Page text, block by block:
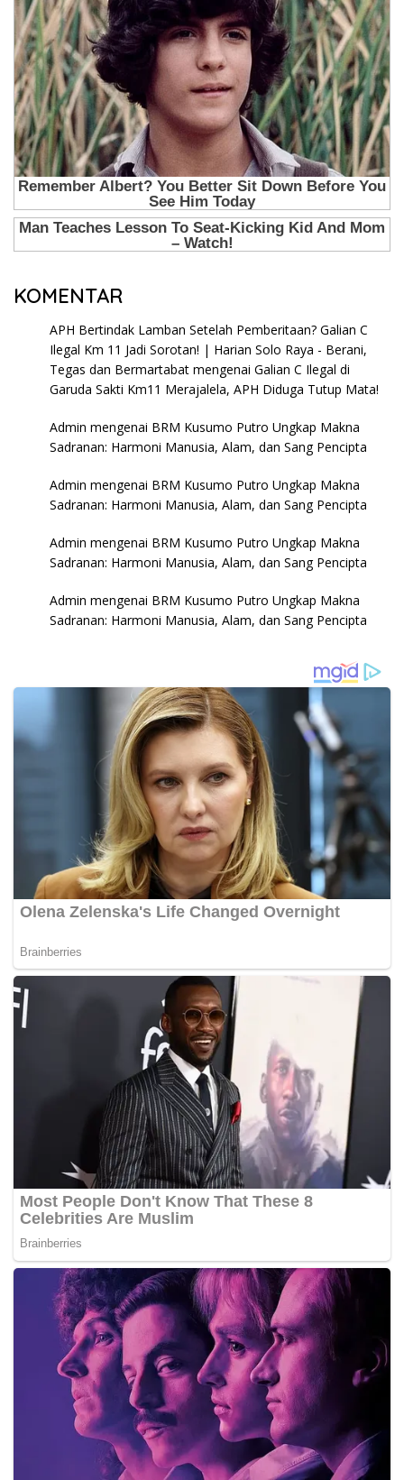
KOMENTAR
APH Bertindak Lamban Setelah Pemberitaan? Galian C
Ilegal Km 11 Jadi Sorotan! | Harian Solo Raya - Berani,
Tegas dan Bermartabat mengenai Galian C Ilegal di
Garuda Sakti Km11 Merajalela, APH Diduga Tutup Mata!
Admin mengenai BRM Kusumo Putro Ungkap Makna
Sadranan: Harmoni Manusia, Alam, dan Sang Pencipta
Admin mengenai BRM Kusumo Putro Ungkap Makna
Sadranan: Harmoni Manusia, Alam, dan Sang Pencipta
Admin mengenai BRM Kusumo Putro Ungkap Makna
Sadranan: Harmoni Manusia, Alam, dan Sang Pencipta
Admin mengenai BRM Kusumo Putro Ungkap Makna
Sadranan: Harmoni Manusia, Alam, dan Sang Pencipta